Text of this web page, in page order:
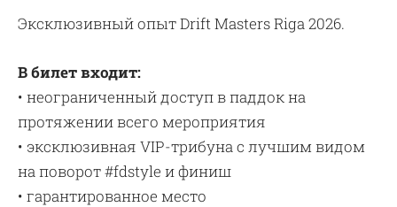
Эксклюзивный опыт Drift Masters Riga 2026.
В билет входит:
• неограниченный доступ в паддок на
протяжении всего мероприятия
• эксклюзивная VIP-трибуна с лучшим видом
на поворот #fdstyle и финиш
• гарантированное место